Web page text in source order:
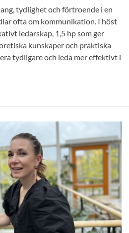
tydlighet och förtroende i en
ofta om kommunikation. I höst
ledarskap, 1,5 hp som ger
kunskaper och praktiska
tydligare och leda mer effektivt i